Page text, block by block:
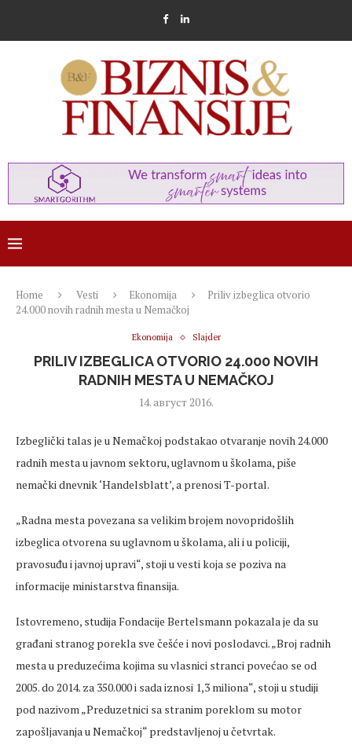
Home Vesti Ekonomija
Priliv izbeglica otvorio
24.000 novih radnih mesta u Nemačkoj
Ekonomija Slajder
PRILIV IZBEGLICA OTVORIO 24.000 NOVIH
RADNIH MESTA U NEMAČKOJ
14. август 2016.
Izbeglički talas je u Nemačkoj podstakao otvaranje novih 24.000
radnih mesta u javnom sektoru, uglavnom u školama, piše
nemački dnevnik ‘Handelsblatt’, a prenosi T-portal.
„Radna mesta povezana sa velikim brojem novopridošlih
izbeglica otvorena su uglavnom u školama, ali i u policiji,
pravosuđu i javnoj upravi“, stoji u vesti koja se poziva na
informacije ministarstva finansija.
Istovremeno, studija Fondacije Bertelsmann pokazala je da su
građani stranog porekla sve češće i novi poslodavci. „Broj radnih
mesta u preduzećima kojima su vlasnici stranci povećao se od
2005. do 2014. za 350.000 i sada iznosi 1,3 miliona“, stoji u studiji
pod nazivom „Preduzetnici sa stranim poreklom su motor
zapošljavanja u Nemačkoj“ predstavljenoj u četvrtak.